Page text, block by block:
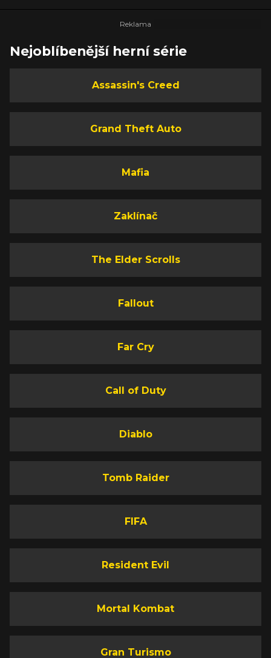
Nejoblíbenější herní série
Assassin's Creed
Grand Theft Auto
Mafia
Zaklínač
The Elder Scrolls
Fallout
Far Cry
Call of Duty
Diablo
Tomb Raider
FIFA
Resident Evil
Mortal Kombat
Gran Turismo